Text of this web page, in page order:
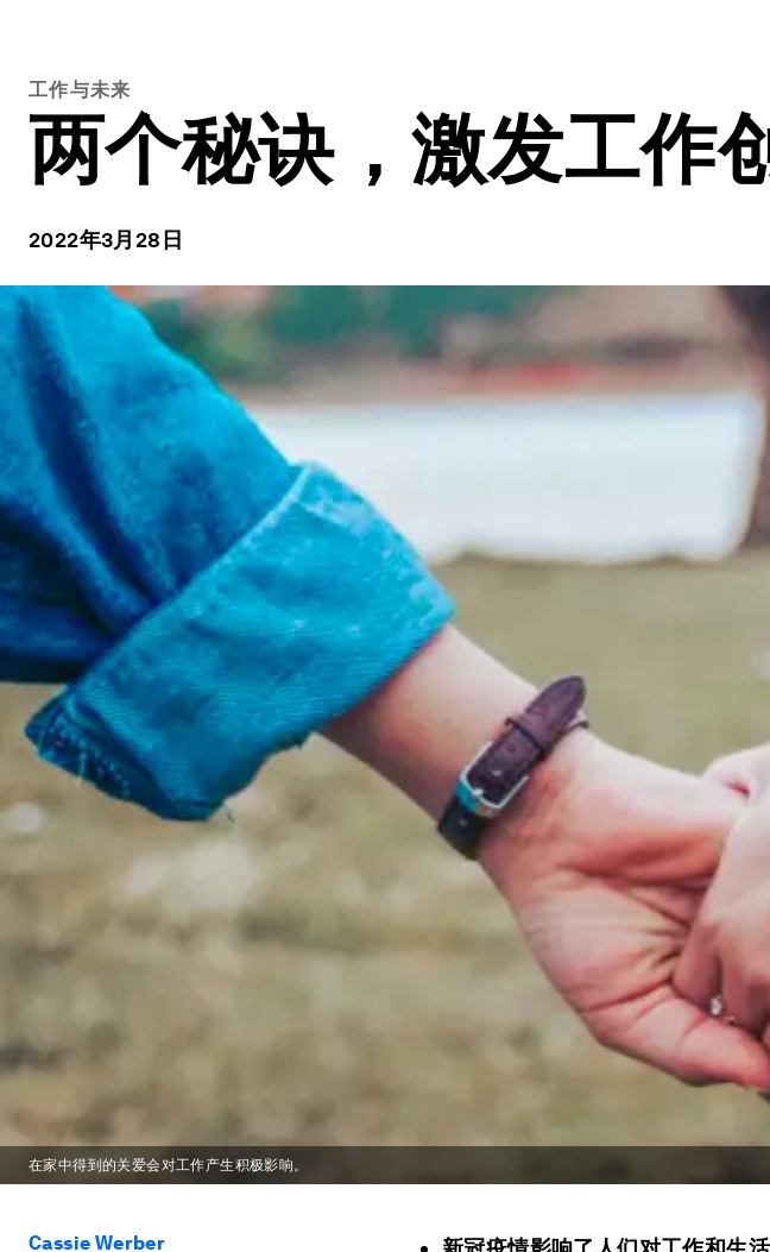
工作与未来
两个秘诀，激发工作
2022年3月28日
在家中得到的关爱会对工作产生积极影响。
Cassie Werber